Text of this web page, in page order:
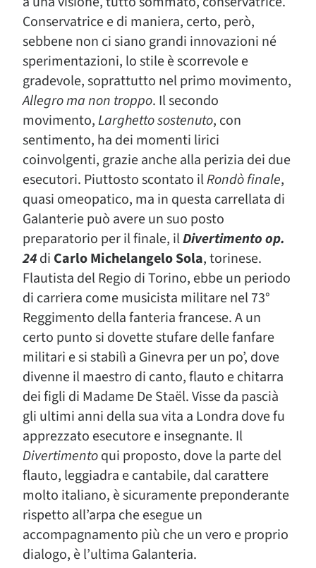
Conservatrice e di maniera, certo, però,
sebbene non ci siano grandi innovazioni né
sperimentazioni, lo stile è scorrevole e
gradevole, soprattutto nel primo movimento,
Allegro ma non troppo. Il secondo
movimento,Larghetto sostenuto, con
sentimento, ha dei momenti lirici
coinvolgenti, grazie anche alla perizia dei due
esecutori. Piuttosto scontato ilRondò finale,
quasi omeopatico, ma in questa carrellata di
Galanterie può avere un suo posto
preparatorio per il finale, ilDivertimento op.
24di Carlo Michelangelo Sola, torinese.
Flautista del Regio di Torino, ebbe un periodo
di carriera come musicista militare nel 73°
Reggimento della fanteria francese. A un
certo punto si dovette stufare delle fanfare
militari e si stabilì a Ginevra per un po’, dove
divenne il maestro di canto, flauto e chitarra
dei figli di Madame De Staël. Visse da pascià
gli ultimi anni della sua vita a Londra dove fu
apprezzato esecutore e insegnante. Il
Divertimentoqui proposto, dove la parte del
flauto, leggiadra e cantabile, dal carattere
molto italiano, è sicuramente preponderante
rispetto all’arpa che esegue un
accompagnamento più che un vero e proprio
dialogo, è l’ultima Galanteria.